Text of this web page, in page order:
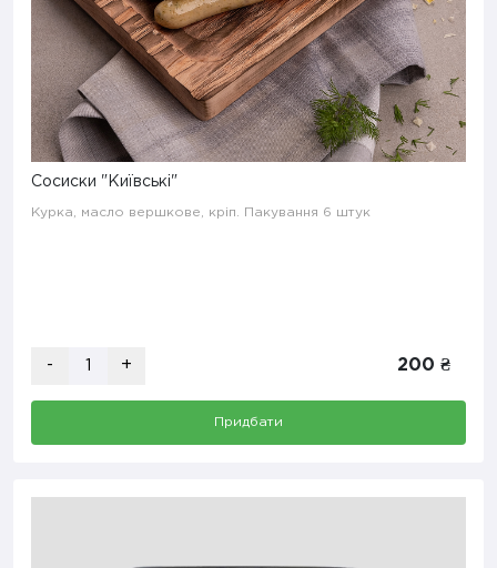
Сосиски "Київські"
Курка, масло вершкове, кріп. Пакування 6 штук
- + 200 ₴
Придбати